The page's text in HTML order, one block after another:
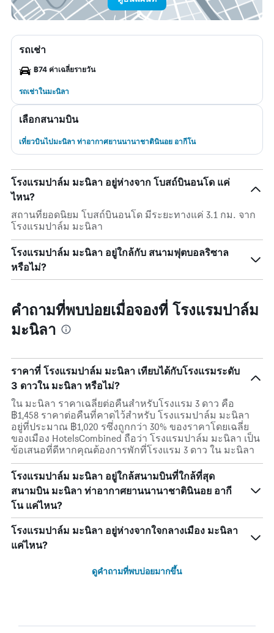
รถเช่า
฿74 ค่าเฉลี่ยรายวัน
รถเช่าในมะนิลา
เลือกสนามบิน
เที่ยวบินไปมะนิลา ท่าอากาศยานนานาชาตินินอย อากีโน
โรงแรมปาล์ม มะนิลา อยู่ห่างจาก โบสถ์บินอนโด แค่
ไหน?
สถานที่ยอดนิยม โบสถ์บินอนโด มีระยะทางแค่ 3.1 กม. จาก
โรงแรมปาล์ม มะนิลา
โรงแรมปาล์ม มะนิลา อยู่ใกล้กับ สนามฟุตบอลริซาล
หรือไม่?
คำถามที่พบบ่อยเมื่อจองที่ โรงแรมปาล์ม
มะนิลา
ราคาที่ โรงแรมปาล์ม มะนิลา เทียบได้กับโรงแรมระดับ
3 ดาวใน มะนิลา หรือไม่?
ใน มะนิลา ราคาเฉลี่ยต่อคืนสำหรับโรงแรม 3 ดาว คือ
฿1,458 ราคาต่อคืนที่คาดไว้สำหรับ โรงแรมปาล์ม มะนิลา
อยู่ที่ประมาณ ฿1,020 รซึ่งถูกกว่า 30% ของราคาโดยเฉลี่ย
ของเมือง HotelsCombined ถือว่า โรงแรมปาล์ม มะนิลา เป็น
ข้อเสนอที่ดีหากคุณต้องการพักที่โรงแรม 3 ดาว ใน มะนิลา
โรงแรมปาล์ม มะนิลา อยู่ใกล้สนามบินที่ใกล้ที่สุด
สนามบิน มะนิลา ท่าอากาศยานนานาชาตินินอย อากี
โน แค่ไหน?
โรงแรมปาล์ม มะนิลา อยู่ห่างจากใจกลางเมือง มะนิลา
แค่ไหน?
ดูคำถามที่พบบ่อยมากขึ้น